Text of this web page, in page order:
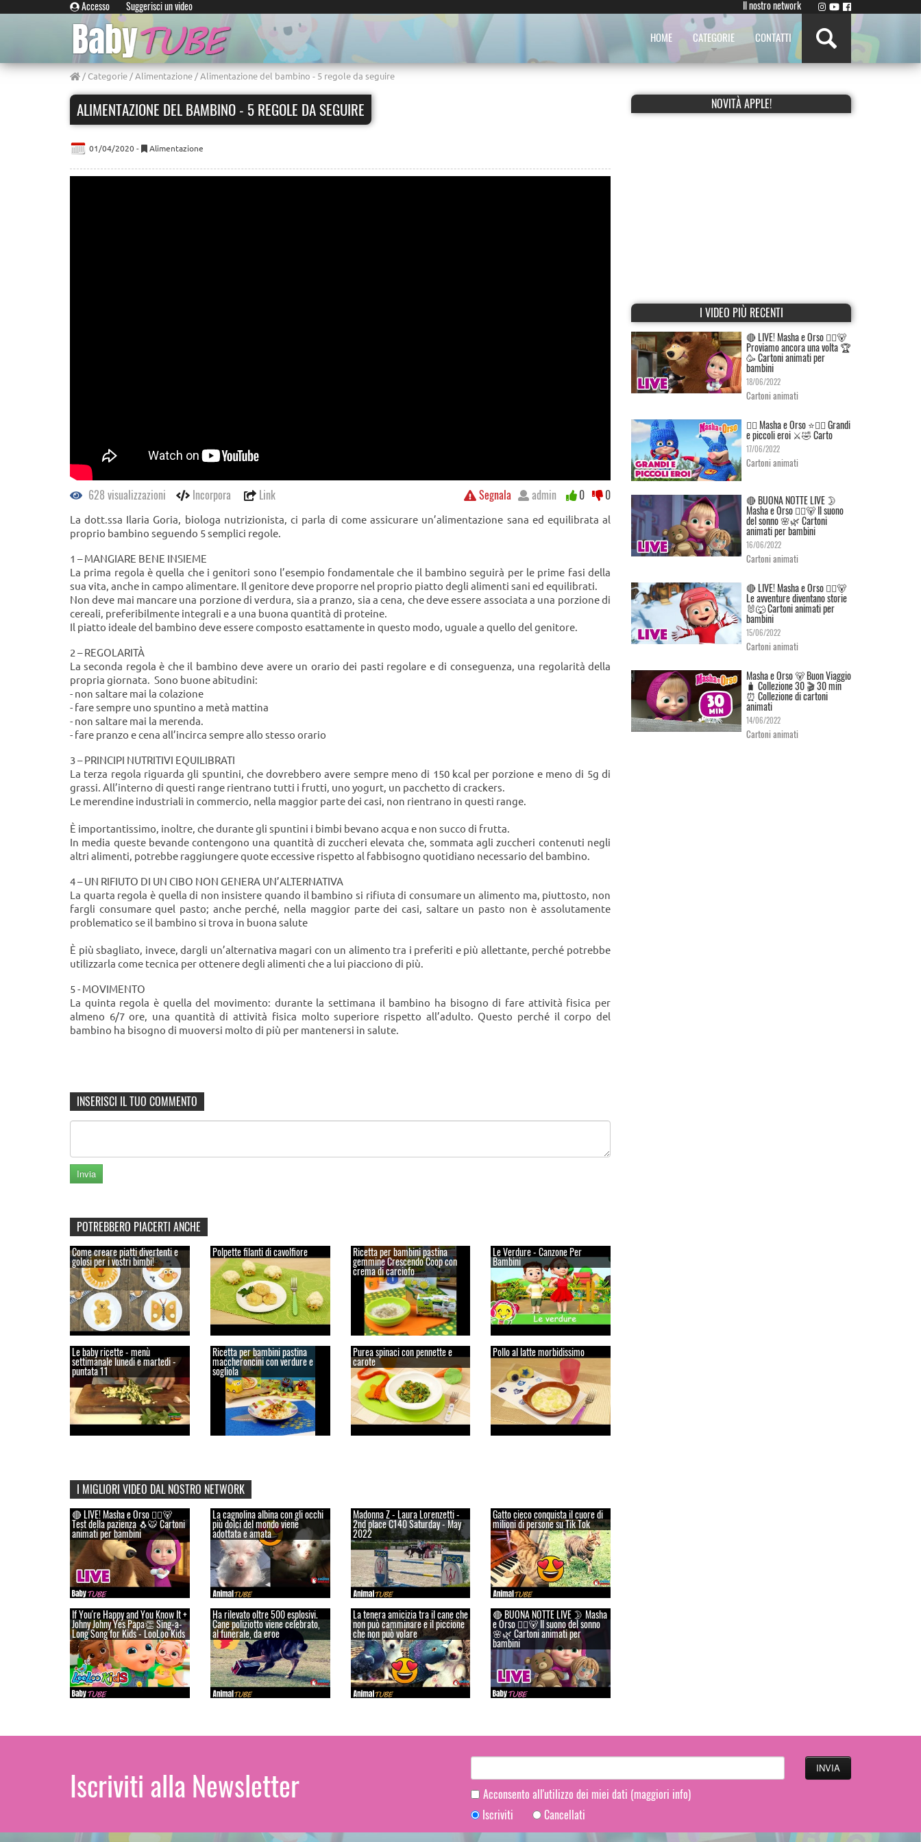
Accesso Suggerisci un video Il nostro network
HOME CATEGORIE CONTATTI
/Categorie/Alimentazione/ Alimentazione del bambino - 5 regole da seguire
ALIMENTAZIONE DEL BAMBINO - 5 REGOLE DA SEGUIRE
01/04/2020 - Alimentazione
628 visualizzazioni Incorpora Link Segnala admin 0 0
La dott.ssa Ilaria Goria, biologa nutrizionista, ci parla di come assicurare un’alimentazione sana ed equilibrata al
proprio bambino seguendo 5 semplici regole.
1 – MANGIARE BENE INSIEME
La prima regola è quella che i genitori sono l’esempio fondamentale che il bambino seguirà per le prime fasi della
sua vita, anche in campo alimentare. Il genitore deve proporre nel proprio piatto degli alimenti sani ed equilibrati.
Non deve mai mancare una porzione di verdura, sia a pranzo, sia a cena, che deve essere associata a una porzione di
cereali, preferibilmente integrali e a una buona quantità di proteine.
Il piatto ideale del bambino deve essere composto esattamente in questo modo, uguale a quello del genitore.
2 – REGOLARITÀ
La seconda regola è che il bambino deve avere un orario dei pasti regolare e di conseguenza, una regolarità della
propria giornata. Sono buone abitudini:
- non saltare mai la colazione
- fare sempre uno spuntino a metà mattina
- non saltare mai la merenda.
- fare pranzo e cena all’incirca sempre allo stesso orario
3 – PRINCIPI NUTRITIVI EQUILIBRATI
La terza regola riguarda gli spuntini, che dovrebbero avere sempre meno di 150 kcal per porzione e meno di 5g di
grassi. All’interno di questi range rientrano tutti i frutti, uno yogurt, un pacchetto di crackers.
Le merendine industriali in commercio, nella maggior parte dei casi, non rientrano in questi range.
È importantissimo, inoltre, che durante gli spuntini i bimbi bevano acqua e non succo di frutta.
In media queste bevande contengono una quantità di zuccheri elevata che, sommata agli zuccheri contenuti negli
altri alimenti, potrebbe raggiungere quote eccessive rispetto al fabbisogno quotidiano necessario del bambino.
4 – UN RIFIUTO DI UN CIBO NON GENERA UN’ALTERNATIVA
La quarta regola è quella di non insistere quando il bambino si rifiuta di consumare un alimento ma, piuttosto, non
fargli consumare quel pasto; anche perché, nella maggior parte dei casi, saltare un pasto non è assolutamente
problematico se il bambino si trova in buona salute
È più sbagliato, invece, dargli un’alternativa magari con un alimento tra i preferiti e più allettante, perché potrebbe
utilizzarla come tecnica per ottenere degli alimenti che a lui piacciono di più.
5 - MOVIMENTO
La quinta regola è quella del movimento: durante la settimana il bambino ha bisogno di fare attività fisica per
almeno 6/7 ore, una quantità di attività fisica molto superiore rispetto all’adulto. Questo perché il corpo del
bambino ha bisogno di muoversi molto di più per mantenersi in salute.
INSERISCI IL TUO COMMENTO
POTREBBERO PIACERTI ANCHE
Come creare piatti divertenti e
golosi per i vostri bimbi!
Polpette filanti di cavolfiore Ricetta per bambini pastina
gemmine Crescendo Coop con
crema di carciofo
Le Verdure - Canzone Per
Bambini
Le baby ricette - menù
settimanale lunedi e martedi -
puntata 11
Ricetta per bambini pastina
maccheroncini con verdure e
sogliola
Purea spinaci con pennette e
carote
Pollo al latte morbidissimo
I MIGLIORI VIDEO DAL NOSTRO NETWORK
🔴 LIVE! Masha e Orso 👱‍♀️🐻
Test della pazienza 🐧🐯 Cartoni
animati per bambini
La cagnolina albina con gli occhi
più dolci del mondo viene
adottata e amata
Madonna Z - Laura Lorenzetti -
2nd place C140 Saturday - May
2022
Gatto cieco conquista il cuore di
milioni di persone su Tik Tok
If You're Happy and You Know It +
Johny Johny Yes Papa👏 Sing-a-
Long Song for Kids - LooLoo Kids
Ha rilevato oltre 500 esplosivi.
Cane poliziotto viene celebrato,
al funerale, da eroe
La tenera amicizia tra il cane che
non può camminare e il piccione
che non può volare
🔴 BUONA NOTTE LIVE 🌛 Masha
e Orso 👱‍♀️🐻 Il suono del sonno
🌸🌿 Cartoni animati per
bambini
NOVITÀ APPLE!
I VIDEO PIÙ RECENTI
🔴 LIVE! Masha e Orso 👱‍♀️🐻
Proviamo ancora una volta 🏆
🥳 Cartoni animati per
bambini
18/06/2022
Cartoni animati
👱‍♀️ Masha e Orso ⭐🦸‍♀️ Grandi
e piccoli eroi ⚔️🤣 Carto
17/06/2022
Cartoni animati
🔴 BUONA NOTTE LIVE 🌛
Masha e Orso 👱‍♀️🐻 Il suono
del sonno 🌸🌿 Cartoni
animati per bambini
16/06/2022
Cartoni animati
🔴 LIVE! Masha e Orso 👱‍♀️🐻
Le avventure diventano storie
🐰🐺 Cartoni animati per
bambini
15/06/2022
Cartoni animati
Masha e Orso 🐻 Buon Viaggio
🧳 Сollezione 30 🎬 30 min
⏰ Collezione di cartoni
animati
14/06/2022
Cartoni animati
Iscriviti alla Newsletter Acconsento all'utilizzo dei miei dati (maggiori info)
Iscriviti
Cancellati